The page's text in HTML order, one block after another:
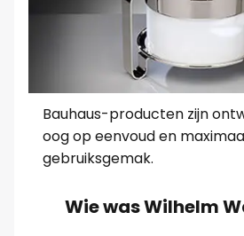
Bauhaus-producten zijn
oog op eenvoud en
gebruiksgemak.
Wie was Wilhelm